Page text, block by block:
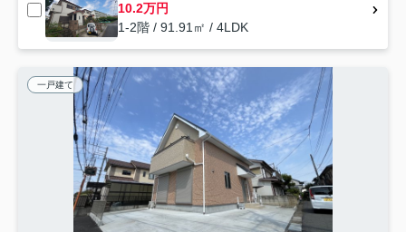
10.2万円
1-2階 / 91.91㎡ / 4LDK
一戸建て